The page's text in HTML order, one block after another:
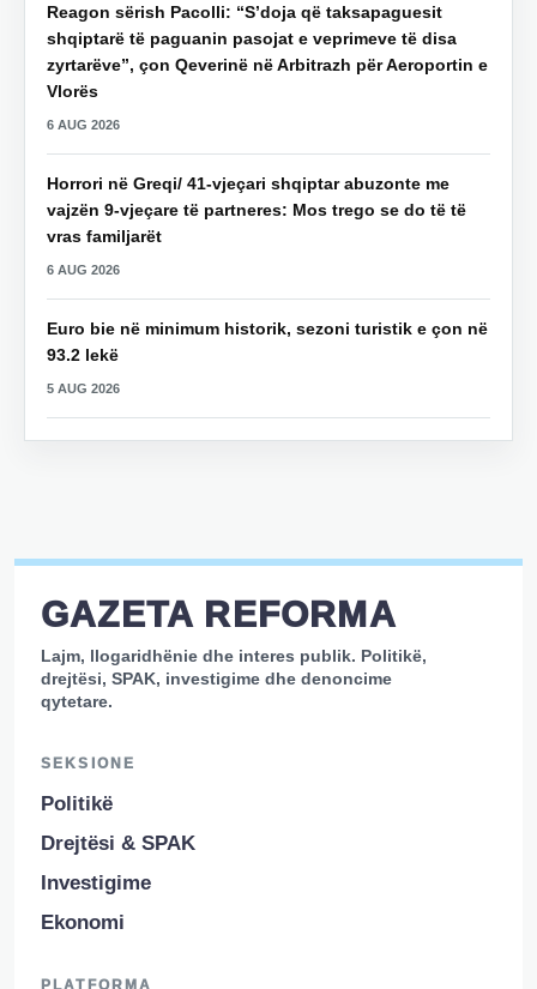
Reagon sërish Pacolli: “S’doja që taksapaguesit
shqiptarë të paguanin pasojat e veprimeve të disa
zyrtarëve”, çon Qeverinë në Arbitrazh për Aeroportin e
Vlorës
6 AUG 2026
Horrori në Greqi/ 41-vjeçari shqiptar abuzonte me
vajzën 9-vjeçare të partneres: Mos trego se do të të
vras familjarët
6 AUG 2026
Euro bie në minimum historik, sezoni turistik e çon në
93.2 lekë
5 AUG 2026
GAZETA REFORMA
Lajm, llogaridhënie dhe interes publik. Politikë,
drejtësi, SPAK, investigime dhe denoncime
qytetare.
SEKSIONE
Politikë
Drejtësi & SPAK
Investigime
Ekonomi
PLATFORMA